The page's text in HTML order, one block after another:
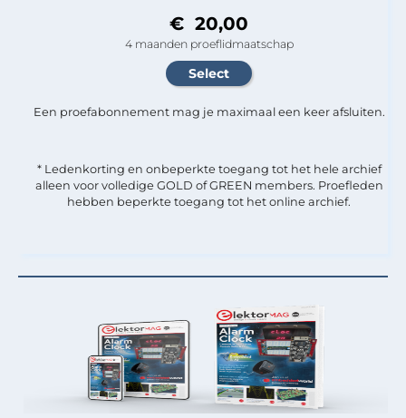
€ 20,00
4 maanden proeflidmaatschap
Een proefabonnement mag je maximaal een keer afsluiten.
* Ledenkorting en onbeperkte toegang tot het hele archief
alleen voor volledige GOLD of GREEN members. Proefleden
hebben beperkte toegang tot het online archief.